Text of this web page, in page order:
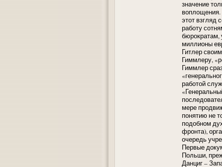
значение
воплощения.
этот взгляд
работу
бюрократам,
миллионы
Гитлер
Гиммлеру,
Гиммлер
работой
мере
понятию не
подобном
фронта),
очередь
Первые
Польши,
Данциг –